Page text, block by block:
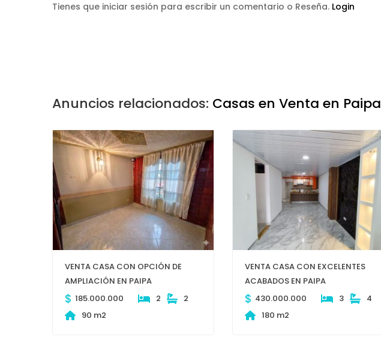
Tienes que iniciar sesión para escribir un comentario o Reseña. Login
Anuncios relacionados: Casas en Venta en Paipa
VENTA CASA CON OPCIÓN DE
AMPLIACIÓN EN PAIPA
$ 185.000.000 2
2
90 m2
VENTA CASA CON EXCELENTES
ACABADOS EN PAIPA
$ 430.000.000 3
4
180 m2